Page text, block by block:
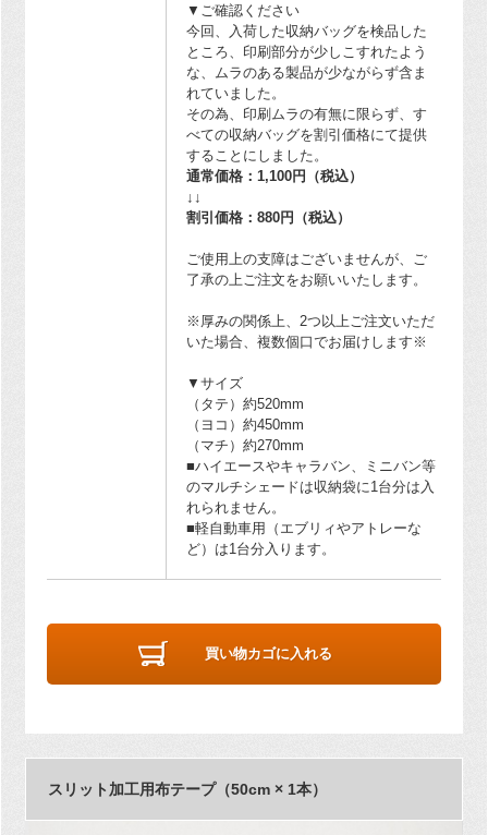
▼ご確認ください
今回、入荷した収納バッグを検品した
ところ、印刷部分が少しこすれたよう
な、ムラのある製品が少ながらず含ま
れていました。
その為、印刷ムラの有無に限らず、す
べての収納バッグを割引価格にて提供
することにしました。
通常価格：1,100円（税込）
↓↓
割引価格：880円（税込）
ご使用上の支障はございませんが、ご
了承の上ご注文をお願いいたします。
※厚みの関係上、2つ以上ご注文いただ
いた場合、複数個口でお届けします※
▼サイズ
（タテ）約520mm
（ヨコ）約450mm
（マチ）約270mm
■ハイエースやキャラバン、ミニバン等
のマルチシェードは収納袋に1台分は入
れられません。
■軽自動車用（エブリィやアトレーな
ど）は1台分入ります。
買い物カゴに入れる
スリット加工用布テープ（50cm × 1本）